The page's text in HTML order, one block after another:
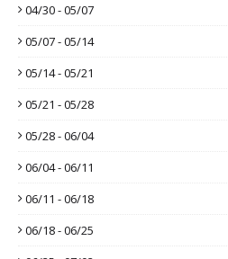
04/30 - 05/07
05/07 - 05/14
05/14 - 05/21
05/21 - 05/28
05/28 - 06/04
06/04 - 06/11
06/11 - 06/18
06/18 - 06/25